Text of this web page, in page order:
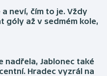
neví, čím to je. Vždy
góly až v sedmém kole,
nadřela, Jablonec také
Hradec vyzrál na